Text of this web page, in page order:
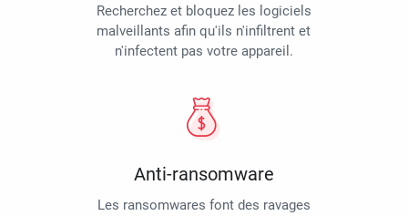
Recherchez et bloquez les logiciels
malveillants afin qu'ils n'infiltrent et
n'infectent pas votre appareil.
Anti-ransomware
Les ransomwares font des ravages